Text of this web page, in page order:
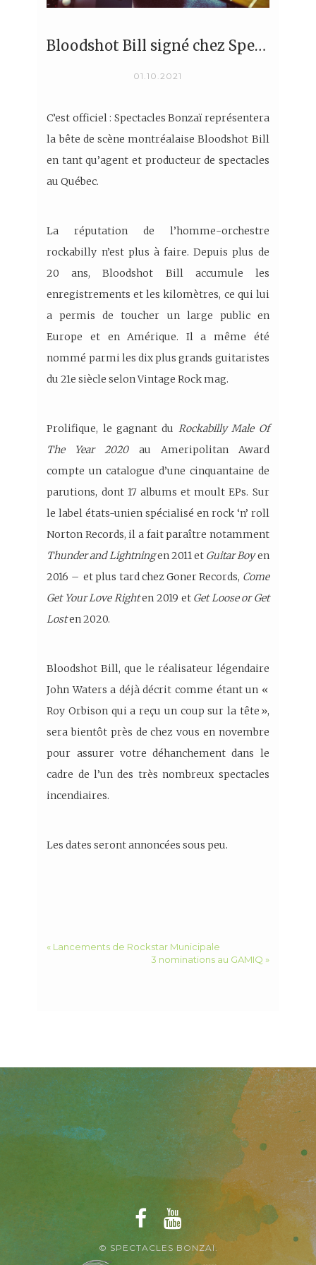
Bloodshot Bill signé chez Spectacles Bonzaï
01.10.2021
C’est officiel : Spectacles Bonzaï représentera
la bête de scène montréalaise Bloodshot Bill
en tant qu’agent et producteur de spectacles
au Québec.
La réputation de l’homme-orchestre
rockabilly n’est plus à faire. Depuis plus de
20 ans, Bloodshot Bill accumule les
enregistrements et les kilomètres, ce qui lui
a permis de toucher un large public en
Europe et en Amérique. Il a même été
nommé parmi les dix plus grands guitaristes
du 21e siècle selon Vintage Rock mag.
Prolifique, le gagnant du Rockabilly Male Of
The Year 2020au Ameripolitan Award
compte un catalogue d’une cinquantaine de
parutions, dont 17 albums et moult EPs. Sur
le label états-unien spécialisé en rock ‘n’ roll
Norton Records, il a fait paraître notamment
Thunder and Lightningen 2011 et Guitar Boyen
2016 – et plus tard chez Goner Records, Come
Get Your Love Righten 2019 et Get Loose or Get
Losten 2020.
Bloodshot Bill, que le réalisateur légendaire
John Waters a déjà décrit comme étant un «
Roy Orbison qui a reçu un coup sur la tête »,
sera bientôt près de chez vous en novembre
pour assurer votre déhanchement dans le
cadre de l’un des très nombreux spectacles
incendiaires.
Les dates seront annoncées sous peu.
« Lancements de Rockstar Municipale
3 nominations au GAMIQ »
© SPECTACLES BONZAÏ.